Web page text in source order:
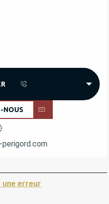
NOUS
une erreur